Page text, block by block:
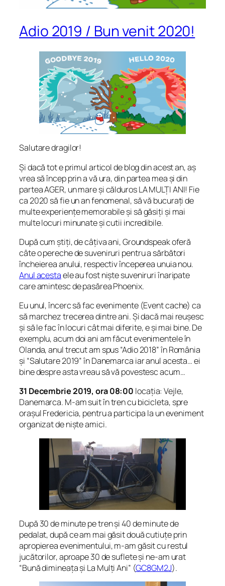
Adio 2019 / Bun venit 2020!
Salutare dragilor!
Și dacă tot e primul articol de blog din acest an, aș
vrea să încep prin a vă ura, din partea mea și din
partea AGER, un mare și călduros LA MULȚI ANI! Fie
ca 2020 să fie un an fenomenal, să vă bucurați de
multe experiențe memorabile și să găsiți și mai
multe locuri minunate și cutii incredibile.
După cum știți, de câțiva ani, Groundspeak oferă
câte o pereche de suveniruri pentru a sărbători
încheierea anului, respectiv începerea unuia nou.
Anul acestaele au fost niște suveniruri înaripate
care amintesc de pasărea Phoenix.
Eu unul, încerc să fac evenimente (Event cache) ca
să marchez trecerea dintre ani. Și dacă mai reușesc
și să le fac în locuri cât mai diferite, e și mai bine. De
exemplu, acum doi ani am făcut evenimentele în
Olanda, anul trecut am spus “Adio 2018” în România
și “Salutare 2019” în Danemarca iar anul acesta… ei
bine despre asta vreau să vă povestesc acum…
31 Decembrie 2019, ora 08:00 locația: Vejle,
Danemarca. M-am suit în tren cu bicicleta, spre
orașul Fredericia, pentru a participa la un eveniment
organizat de niște amici.
După 30 de minute pe tren și 40 de minute de
pedalat, după ce am mai găsit două cutiuțe prin
apropierea evenimentului, m-am găsit cu restul
jucătorilor, aproape 30 de suflete și ne-am urat
“Bună dimineața și La Mulți Ani” (GC8GM2J).